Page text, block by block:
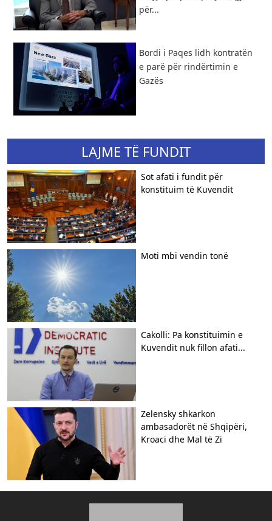
për...
Bordi i Paqes lidh kontratën
e parë për rindërtimin e
Gazës
LAJME TË FUNDIT
Sot afati i fundit për
konstituim të Kuvendit
Moti mbi vendin tonë
Cakolli: Pa konstituimin e
Kuvendit nuk fillon afati...
Zelensky shkarkon
ambasadorët në Shqipëri,
Kroaci dhe Mal të Zi